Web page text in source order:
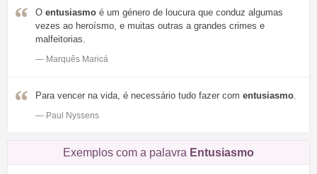
O entusiasmo é um género de loucura que conduz algumas
vezes ao heroísmo, e muitas outras a grandes crimes e
malfeitorias.
— Marquês Maricá
Para vencer na vida, é necessário tudo fazer com entusiasmo.
— Paul Nyssens
Exemplos com a palavra Entusiasmo